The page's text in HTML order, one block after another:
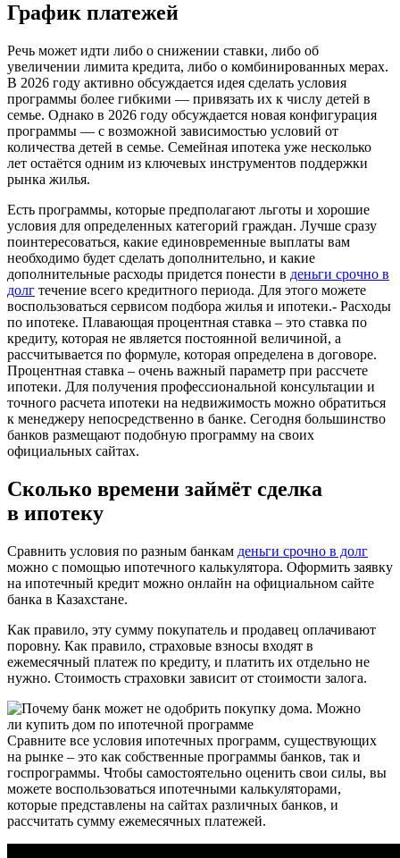
График платежей
Речь может идти либо о снижении ставки, либо об
увеличении лимита кредита, либо о комбинированных мерах.
В 2026 году активно обсуждается идея сделать условия
программы более гибкими — привязать их к числу детей в
семье. Однако в 2026 году обсуждается новая конфигурация
программы — с возможной зависимостью условий от
количества детей в семье. Семейная ипотека уже несколько
лет остаётся одним из ключевых инструментов поддержки
рынка жилья.
Есть программы, которые предполагают льготы и хорошие
условия для определенных категорий граждан. Лучше сразу
поинтересоваться, какие единовременные выплаты вам
необходимо будет сделать дополнительно, и какие
дополнительные расходы придется понести в деньги срочно в
долг течение всего кредитного периода. Для этого можете
воспользоваться сервисом подбора жилья и ипотеки.- Расходы
по ипотеке. Плавающая процентная ставка – это ставка по
кредиту, которая не является постоянной величиной, а
рассчитывается по формуле, которая определена в договоре.
Процентная ставка – очень важный параметр при рассчете
ипотеки. Для получения профессиональной консультации и
точного расчета ипотеки на недвижимость можно обратиться
к менеджеру непосредственно в банке. Сегодня большинство
банков размещают подобную программу на своих
официальных сайтах.
Сколько времени займёт сделка
в ипотеку
Сравнить условия по разным банкам деньги срочно в долг
можно с помощью ипотечного калькулятора. Оформить заявку
на ипотечный кредит можно онлайн на официальном сайте
банка в Казахстане.
Как правило, эту сумму покупатель и продавец оплачивают
поровну. Как правило, страховые взносы входят в
ежемесячный платеж по кредиту, и платить их отдельно не
нужно. Стоимость страховки зависит от стоимости залога.
Сравните все условия ипотечных программ, существующих
на рынке – это как собственные программы банков, так и
госпрограммы. Чтобы самостоятельно оценить свои силы, вы
можете воспользоваться ипотечными калькуляторами,
которые представлены на сайтах различных банков, и
рассчитать сумму ежемесячных платежей.